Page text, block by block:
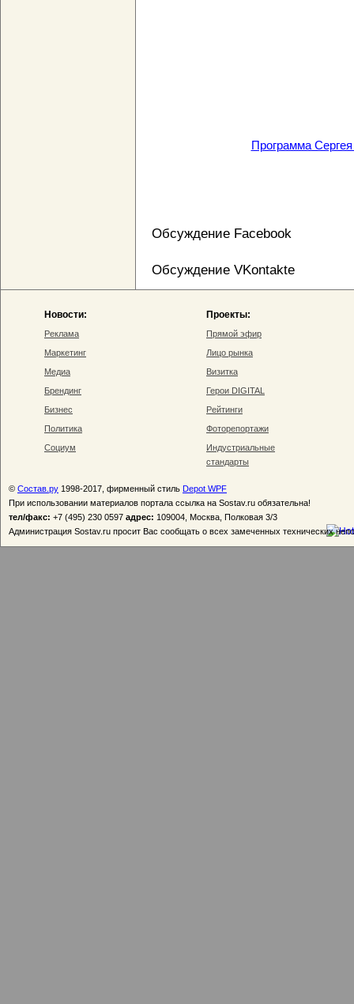
Программа
Обсуждение Facebook
Обсуждение VKontakte
Новости:
Реклама
Маркетинг
Медиа
Брендинг
Бизнес
Политика
Социум
Проекты:
Прямой эфир
Лицо рынка
Визитка
Герои DIGITAL
Рейтинги
Фоторепортажи
Индустриальные
стандарты
© Состав.ру 1998-2017, фирменный стиль Depot WPF
При использовании материалов портала ссылка на Sostav.ru обязательна!
тел/факс: +7 (495) 230 0597 адрес: 109004, Москва, Полковая 3/3
Администрация Sostav.ru просит Вас сообщать о всех замеченных технических